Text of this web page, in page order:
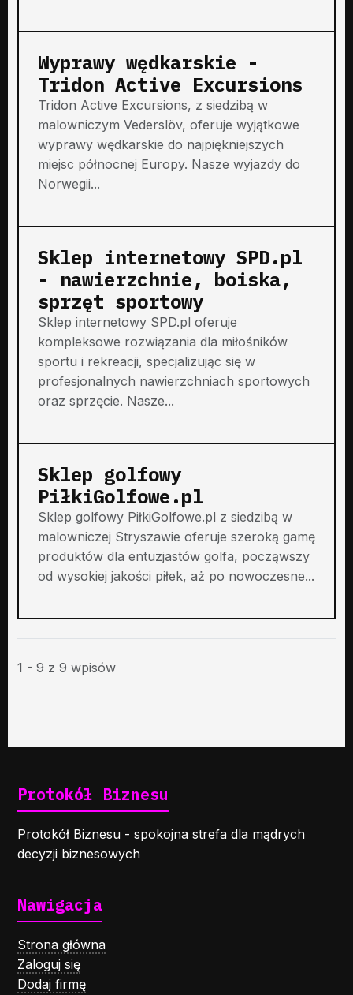
Wyprawy wędkarskie -
Tridon Active Excursions
Tridon Active Excursions, z siedzibą w
malowniczym Vederslöv, oferuje wyjątkowe
wyprawy wędkarskie do najpiękniejszych
miejsc północnej Europy. Nasze wyjazdy do
Norwegii...
Sklep internetowy SPD.pl
- nawierzchnie, boiska,
sprzęt sportowy
Sklep internetowy SPD.pl oferuje
kompleksowe rozwiązania dla miłośników
sportu i rekreacji, specjalizując się w
profesjonalnych nawierzchniach sportowych
oraz sprzęcie. Nasze...
Sklep golfowy
PiłkiGolfowe.pl
Sklep golfowy PiłkiGolfowe.pl z siedzibą w
malowniczej Stryszawie oferuje szeroką gamę
produktów dla entuzjastów golfa, począwszy
od wysokiej jakości piłek, aż po nowoczesne...
1 - 9 z 9 wpisów
Protokół Biznesu
Protokół Biznesu - spokojna strefa dla mądrych
decyzji biznesowych
Nawigacja
Strona główna
Zaloguj się
Dodaj firmę